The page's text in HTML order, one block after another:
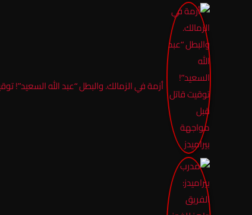
أزمة في الزمالك. والبطل “عبد الله السعيد”!